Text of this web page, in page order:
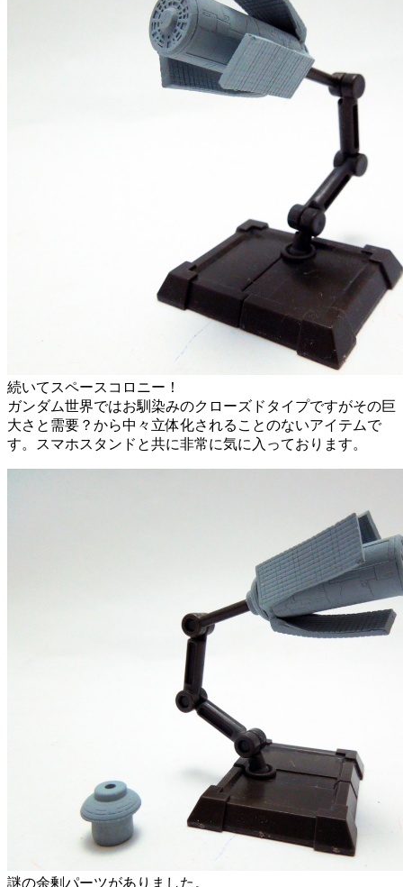
続いてスペースコロニー！
ガンダム世界ではお馴染みのクローズドタイプですがその巨
大さと需要？から中々立体化されることのないアイテムで
す。スマホスタンドと共に非常に気に入っております。
謎の余剰パーツがありました。